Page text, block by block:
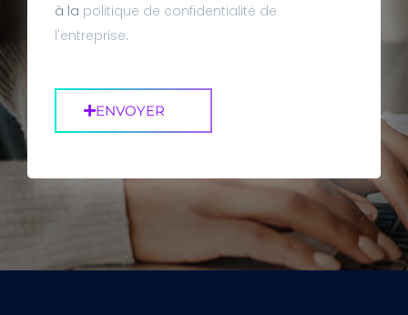
à la politique de confidentialité de
l'entreprise.
ENVOYER